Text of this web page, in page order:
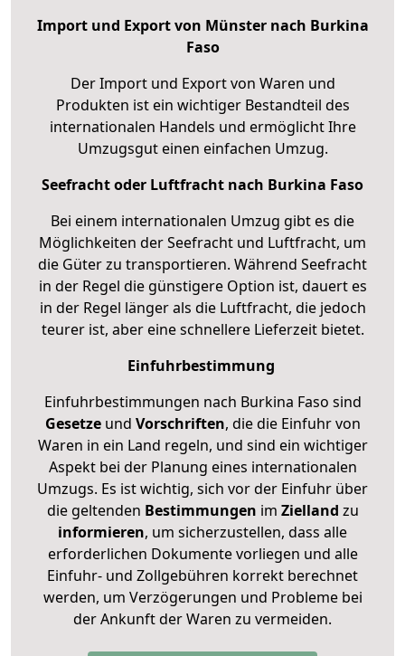
Import und Export von Münster nach Burkina
Faso
Der Import und Export von Waren und
Produkten ist ein wichtiger Bestandteil des
internationalen Handels und ermöglicht Ihre
Umzugsgut einen einfachen Umzug.
Seefracht oder Luftfracht nach Burkina Faso
Bei einem internationalen Umzug gibt es die
Möglichkeiten der Seefracht und Luftfracht, um
die Güter zu transportieren. Während Seefracht
in der Regel die günstigere Option ist, dauert es
in der Regel länger als die Luftfracht, die jedoch
teurer ist, aber eine schnellere Lieferzeit bietet.
Einfuhrbestimmung
Einfuhrbestimmungen nach Burkina Faso sind
Gesetzeund Vorschriften, die die Einfuhr von
Waren in ein Land regeln, und sind ein wichtiger
Aspekt bei der Planung eines internationalen
Umzugs. Es ist wichtig, sich vor der Einfuhr über
die geltenden Bestimmungen im Zielland zu
informieren, um sicherzustellen, dass alle
erforderlichen Dokumente vorliegen und alle
Einfuhr- und Zollgebühren korrekt berechnet
werden, um Verzögerungen und Probleme bei
der Ankunft der Waren zu vermeiden.